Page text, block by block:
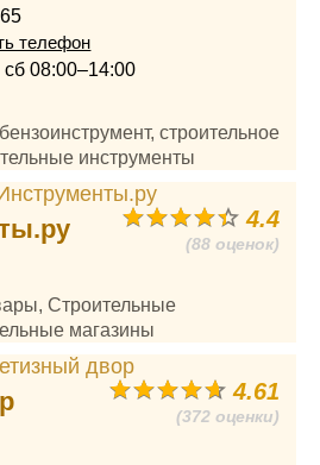
телефон
08:00–14:00
строительное
инструменты
4.4
(88 оценок)
Строительные
магазины
4.61
(372 оценки)